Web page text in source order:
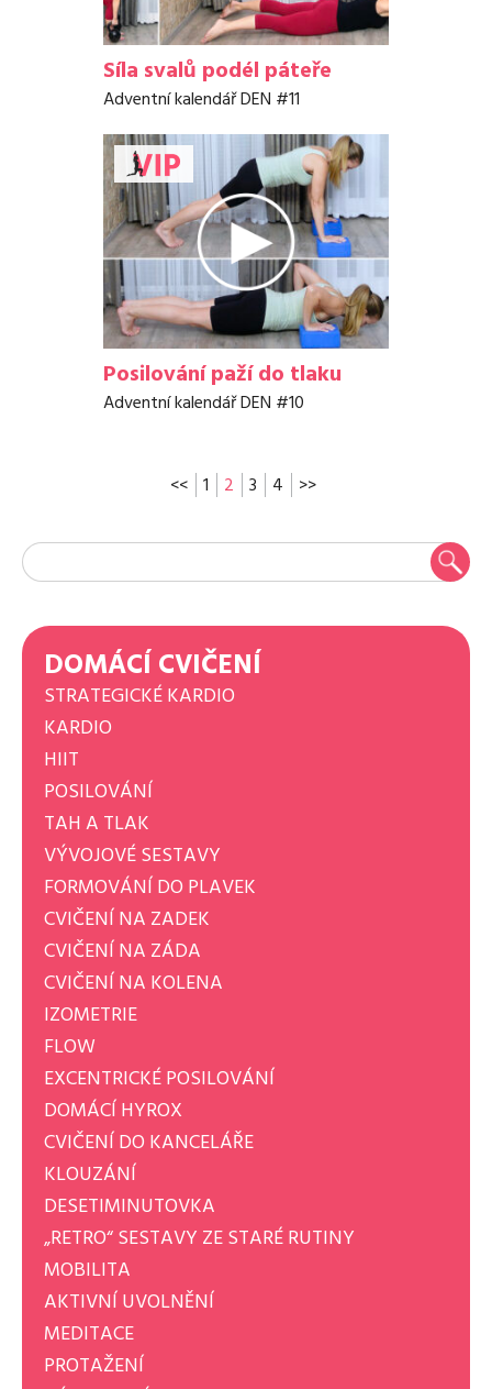
Síla svalů podél páteře
Adventní kalendář DEN #11
Posilování paží do tlaku
Adventní kalendář DEN #10
<< 1 2 3 4 >>
DOMÁCÍ CVIČENÍ
STRATEGICKÉ KARDIO
KARDIO
HIIT
POSILOVÁNÍ
TAH A TLAK
VÝVOJOVÉ SESTAVY
FORMOVÁNÍ DO PLAVEK
CVIČENÍ NA ZADEK
CVIČENÍ NA ZÁDA
CVIČENÍ NA KOLENA
IZOMETRIE
FLOW
EXCENTRICKÉ POSILOVÁNÍ
DOMÁCÍ HYROX
CVIČENÍ DO KANCELÁŘE
KLOUZÁNÍ
DESETIMINUTOVKA
„RETRO“ SESTAVY ZE STARÉ RUTINY
MOBILITA
AKTIVNÍ UVOLNĚNÍ
MEDITACE
PROTAŽENÍ